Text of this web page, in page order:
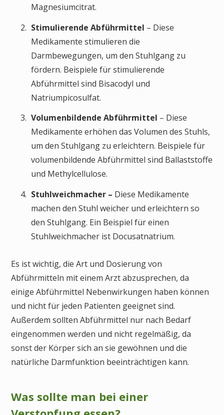
Magnesiumcitrat.
Stimulierende Abführmittel – Diese
Medikamente stimulieren die
Darmbewegungen, um den Stuhlgang zu
fördern. Beispiele für stimulierende
Abführmittel sind Bisacodyl und
Natriumpicosulfat.
Volumenbildende Abführmittel – Diese
Medikamente erhöhen das Volumen des Stuhls,
um den Stuhlgang zu erleichtern. Beispiele für
volumenbildende Abführmittel sind Ballaststoffe
und Methylcellulose.
Stuhlweichmacher – Diese Medikamente
machen den Stuhl weicher und erleichtern so
den Stuhlgang. Ein Beispiel für einen
Stuhlweichmacher ist Docusatnatrium.
Es ist wichtig, die Art und Dosierung von
Abführmitteln mit einem Arzt abzusprechen, da
einige Abführmittel Nebenwirkungen haben können
und nicht für jeden Patienten geeignet sind.
Außerdem sollten Abführmittel nur nach Bedarf
eingenommen werden und nicht regelmäßig, da
sonst der Körper sich an sie gewöhnen und die
natürliche Darmfunktion beeinträchtigen kann.
Was sollte man bei einer